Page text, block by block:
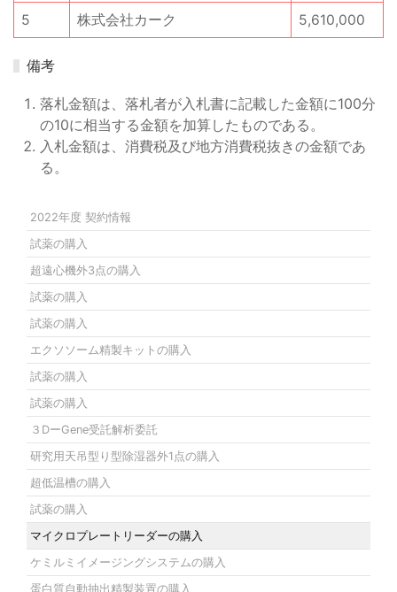
5 株式会社カーク 5,610,000
備考
落札金額は、落札者が入札書に記載した金額に100分
の10に相当する金額を加算したものである。
入札金額は、消費税及び地方消費税抜きの金額であ
る。
2022年度 契約情報
試薬の購入
超遠心機外3点の購入
試薬の購入
試薬の購入
エクソソーム精製キットの購入
試薬の購入
試薬の購入
３DーGene受託解析委託
研究用天吊型り型除湿器外1点の購入
超低温槽の購入
試薬の購入
マイクロプレートリーダーの購入
ケミルミイメージングシステムの購入
蛋白質自動抽出精製装置の購入